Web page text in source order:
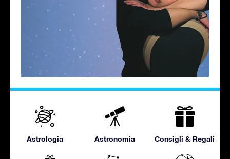
Astrologia Astronomia Consigli & Regali